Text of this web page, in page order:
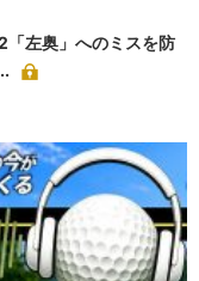
「左奥」へのミスを防